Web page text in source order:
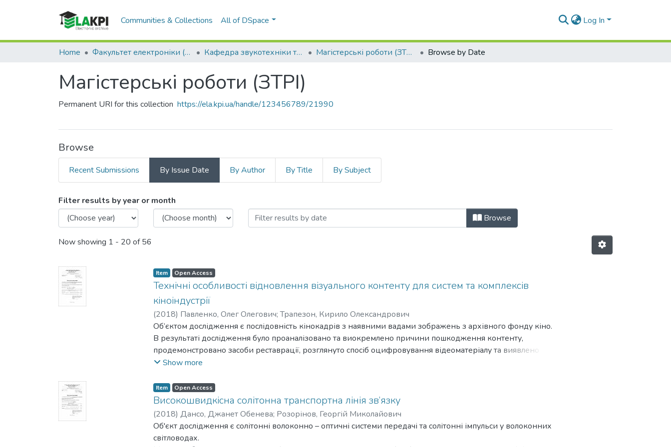
Communities & Collections All of DSpace Log In
Home Факультет електроніки (ФЕЛ) Кафедра звукотехніки та реєстрації інформації (ЗТРІ) Магістерські роботи (ЗТРІ) Browse by Date
Магістерські роботи (ЗТРІ)
Permanent URI for this collection https://ela.kpi.ua/handle/123456789/21990
Browse
Recent Submissions By Issue Date By Author By Title By Subject
Browsing Магістерські роботи (ЗТРІ) by Issue Date
Filter results by year or month
Browse
Now showing 1 - 20 of 56
Item Open Access
Технічні особливості відновлення візуального контенту для систем та комплексів
кіноіндустрії
(2018) Павленко, Олег Олегович;Трапезон, Кирило Олександрович
Об’єктом дослідження є послідовність кінокадрів з наявними вадами зображень з архівного фонду кіно.
В результаті дослідження було проаналізовано та виокремлено причини пошкодження контенту,
продемонстровано засоби реставрації, розглянуто спосіб оцифровування відеоматеріалу та виявлено
практичні аспекти роботи в програмному забезпеченні «DIAMANT V.2».
реставрації зображень, розробка етапів відновлення будь-якого архівного фото- чи відео-контенту для
подальшого використання.
Результатом роботи є відновлений архівний відео-контент засобами програмного забезпечення, описано
переваги і недоліки використання різних методів відновлення в обраному програмному забезпеченні та
описано покрокове відновлення архівного кадру.
Show more
Item Open Access
Високошвидкісна солітонна транспортна лінія зв’язку
(2018) Дансо, Джанет Обенева; Розорінов, Георгій Миколайович
Об'єкт дослідження є солітонні волоконно – оптичні системи передачі та солітонні імпульси у волоконних
світловодах.